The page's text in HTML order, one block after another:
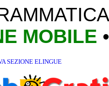
MOBILE
SEZIONE ELINGUE